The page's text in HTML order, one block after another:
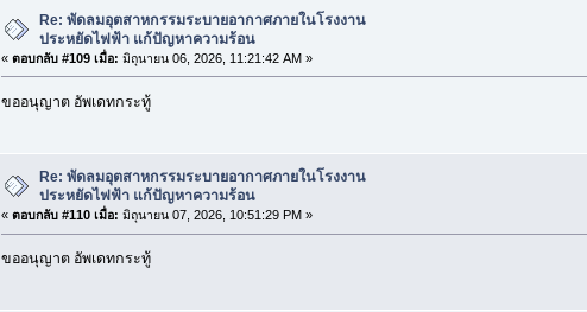
Re: พัดลมอุตสาหกรรมระบายอากาศภายในโรงงาน
ประหยัดไฟฟ้า แก้ปัญหาความร้อน
« ตอบกลับ #109 เมื่อ: มิถุนายน 06, 2026, 11:21:42 AM »
ขออนุญาต อัพเดทกระทู้
Re: พัดลมอุตสาหกรรมระบายอากาศภายในโรงงาน
ประหยัดไฟฟ้า แก้ปัญหาความร้อน
« ตอบกลับ #110 เมื่อ: มิถุนายน 07, 2026, 10:51:29 PM »
ขออนุญาต อัพเดทกระทู้